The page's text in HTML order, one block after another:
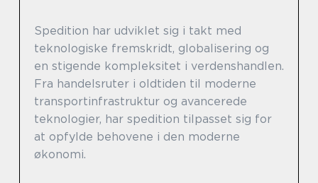
Spedition har udviklet sig i takt med
teknologiske fremskridt, globalisering og
en stigende kompleksitet i verdenshandlen.
Fra handelsruter i oldtiden til moderne
transportinfrastruktur og avancerede
teknologier, har spedition tilpasset sig for
at opfylde behovene i den moderne
økonomi.